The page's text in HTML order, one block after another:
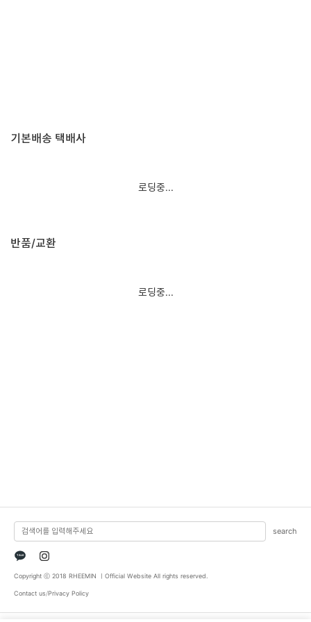
기본배송 택배사
로딩중...
반품/교환
로딩중...
search
TALK
Copyright ⓒ 2018 RHEEMIN ㅣOfficial Website All rights reserved.
Contact us/Privacy Policy